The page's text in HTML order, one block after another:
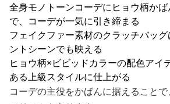
全身モノトーンコーデにヒョウ柄か
で、コーデが一気に引き締まる
フェイクファー素材のクラッチバッ
ントシーンでも映える
ヒョウ柄×ビビッドカラーの配色アイ
ある上級スタイルに仕上がる
コーデの主役をかばんに据えること